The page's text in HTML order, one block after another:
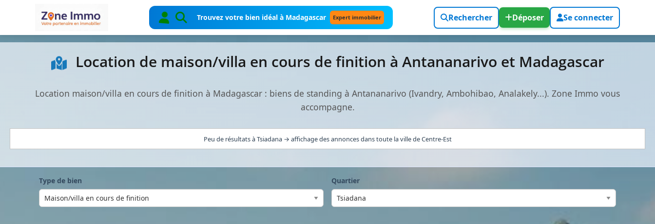
Trouvez votre bien idéal à Madagascar Expert immobilier Rechercher Déposer Se connecter
Location de maison/villa en cours de finition à Antananarivo et Madagascar
Location maison/villa en cours de finition à Madagascar : biens de standing à Antananarivo (Ivandry, Ambohibao, Analakely...). Zone Immo vous
accompagne.
Peu de résultats à Tsiadana → affichage des annonces dans toute la ville de Centre-Est
Type de bien Quartier